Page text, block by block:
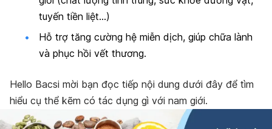
tuyến tiền liệt…)
Hỗ trợ tăng cường hệ miễn dịch, giúp chữa lành
và phục hồi vết thương.
Hello Bacsi mời bạn đọc tiếp nội dung dưới đây để tìm
hiểu cụ thể kẽm có tác dụng gì với nam giới.